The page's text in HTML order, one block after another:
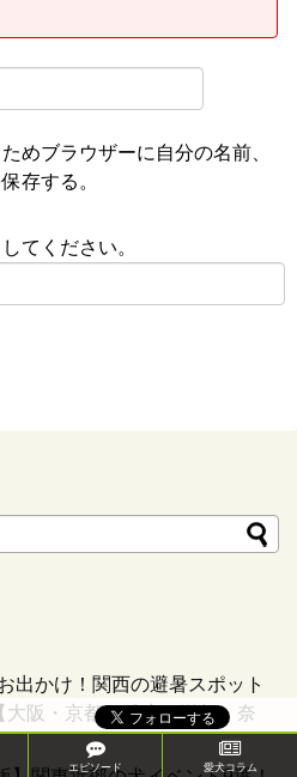
めブラウザーに自分の名前、
存する。
てください。
出かけ！関西の避暑スポット
大阪・京都・兵庫・滋賀・奈
エピソード 愛犬コラム